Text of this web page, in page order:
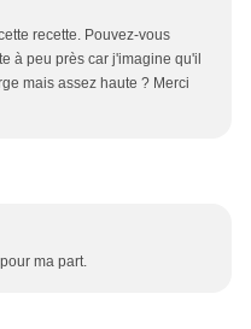
recette. Pouvez-vous
à peu près car j'imagine qu'il
mais assez haute ? Merci
ma part.